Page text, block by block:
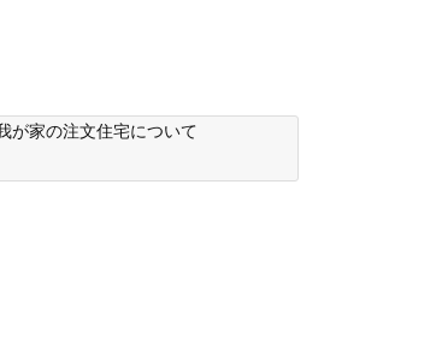
が家の注文住宅について